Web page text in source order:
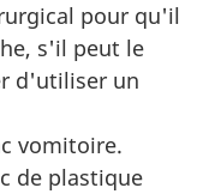
pour qu'il
s'il peut le
d'utiliser un
vomitoire.
de plastique